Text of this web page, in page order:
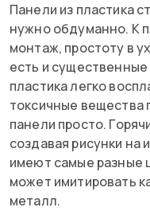
Панели из пластика
нужно обдуманно. К
монтаж, простоту в
есть и
пластика легко
токсичные вещества
панели просто.
создавая рисунки на
имеют самые разные
может имитировать
металл.